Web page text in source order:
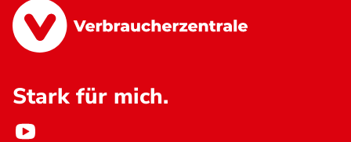
Stark für mich.